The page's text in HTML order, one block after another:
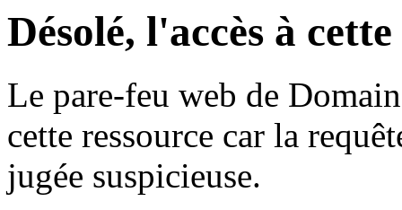
Désolé, l'accès à
Le pare-feu web de
cette ressource car la
jugée suspicieuse.